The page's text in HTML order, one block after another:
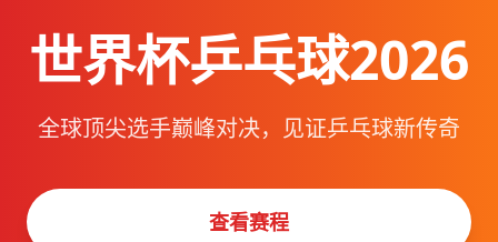
世界杯乒乓球2026
全球顶尖选手巅峰对决，见证乒乓球新传奇
查看赛程